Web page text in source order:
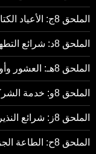
الملحق 8ج: الأعياد الكتابية — لماذا لا يمكن حفظ أيٍّ منها اليوم
الملحق 8د: شرائع التطهير — لماذا لا يمكن حفظها بدون الهيكل
الملحق 8هـ: العشور وأوائل الثمر — لماذا يستحيل حفظها اليوم
الملحق 8و: خدمة الشركة — العشاء الأخير ليسوع كان فصحًا
الملحق 8ز: شرائع النذير والنذور — لماذا يستحيل حفظها اليوم
الملحق 8ح: الطاعة الجزئية والرمزية المرتبطة بالهيكل